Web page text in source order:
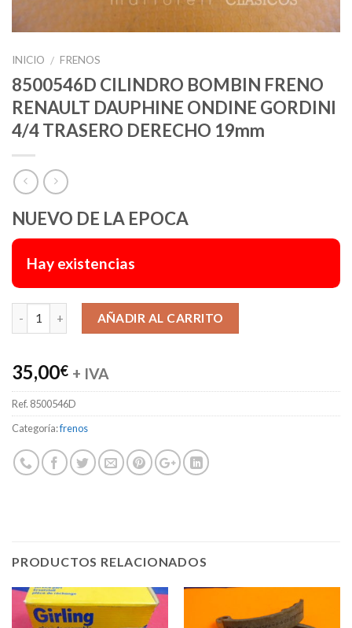
INICIO / FRENOS
8500546D CILINDRO BOMBIN FRENO
RENAULT DAUPHINE ONDINE GORDINI
4/4 TRASERO DERECHO 19mm
NUEVO DE LA EPOCA
Hay existencias
AÑADIR AL CARRITO
35,00€ + IVA
Ref. 8500546D
Categoría:frenos
PRODUCTOS RELACIONADOS